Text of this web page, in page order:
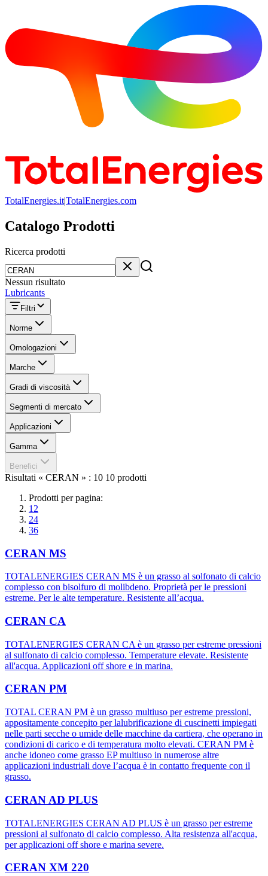
TotalEnergies.it|TotalEnergies.com
Catalogo Prodotti
Ricerca prodotti
Ricerca prodotti
Nessun risultato
Lubricants
Filtri
Norme
Omologazioni
Marche
Gradi di viscosità
Segmenti di mercato
Applicazioni
Gamma
Benefici
Risultati « CERAN » : 10 10 prodotti
Prodotti per pagina:
12
24
36
CERAN MS
TOTALENERGIES CERAN MS è un grasso al solfonato di calcio
complesso con bisolfuro di molibdeno. Proprietà per le pressioni
estreme. Per le alte temperature. Resistente all’acqua.
CERAN CA
TOTALENERGIES CERAN CA è un grasso per estreme pressioni
al sulfonato di calcio complesso. Temperature elevate. Resistente
all'acqua. Applicazioni off shore e in marina.
CERAN PM
TOTAL CERAN PM è un grasso multiuso per estreme pressioni,
appositamente concepito per lalubrificazione di cuscinetti impiegati
nelle parti secche o umide delle macchine da cartiera, che operano in
condizioni di carico e di temperatura molto elevati. CERAN PM è
anche idoneo come grasso EP multiuso in numerose altre
applicazioni industriali dove l’acqua è in contatto frequente con il
grasso.
CERAN AD PLUS
TOTALENERGIES CERAN AD PLUS è un grasso per estreme
pressioni al sulfonato di calcio complesso. Alta resistenza all'acqua,
per applicazioni off shore e marina severe.
CERAN XM 220